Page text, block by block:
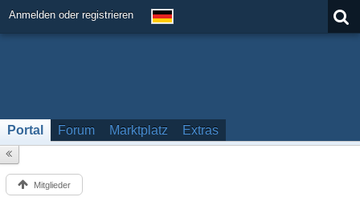
Anmelden oder registrieren
Portal Forum Marktplatz Extras
Mitglieder